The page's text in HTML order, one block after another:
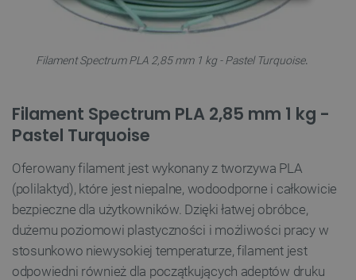
Filament Spectrum PLA 2,85 mm 1 kg - Pastel Turquoise.
Filament Spectrum PLA 2,85 mm 1 kg -
Pastel Turquoise
Oferowany filament jest wykonany z tworzywa PLA
(polilaktyd), które jest niepalne, wodoodporne i całkowicie
bezpieczne dla użytkowników. Dzięki łatwej obróbce,
dużemu poziomowi plastyczności i możliwości pracy w
stosunkowo niewysokiej temperaturze, filament jest
odpowiedni również dla początkujących adeptów druku
NIEZBĘDNE WYDAJNOŚĆ
Funkcjonalność
Niezbędne pliki cookie umożliwiają korzystanie z
podstawowych funkcji strony internetowej, takich
jak logowanie użytkownika i zarządzanie kontem.
Bez niezbędnych plików cookie nie można
prawidłowo korzystać ze strony internetowej.